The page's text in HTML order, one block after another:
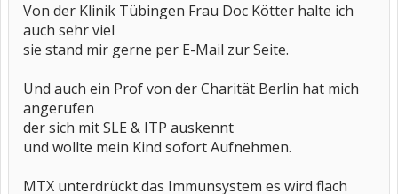
Von der Klinik Tübingen Frau Doc Kötter halte ich
auch sehr viel
sie stand mir gerne per E-Mail zur Seite.
Und auch ein Prof von der Charität Berlin hat mich
angerufen
der sich mit SLE & ITP auskennt
und wollte mein Kind sofort Aufnehmen.
MTX unterdrückt das Immunsystem es wird flach